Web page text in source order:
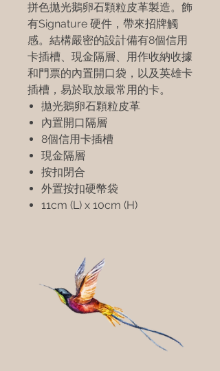
拼色拋光鵝卵石顆粒皮革製造。飾
有Signature 硬件，帶來招牌觸
感。結構嚴密的設計備有8個信用
卡插槽、現金隔層、用作收納收據
和門票的內置開口袋，以及英雄卡
插槽，易於取放最常用的卡。
拋光鵝卵石顆粒皮革
內置開口隔層
8個信用卡插槽
現金隔層
按扣閉合
外置按扣硬幣袋
11cm (L) x 10cm (H)